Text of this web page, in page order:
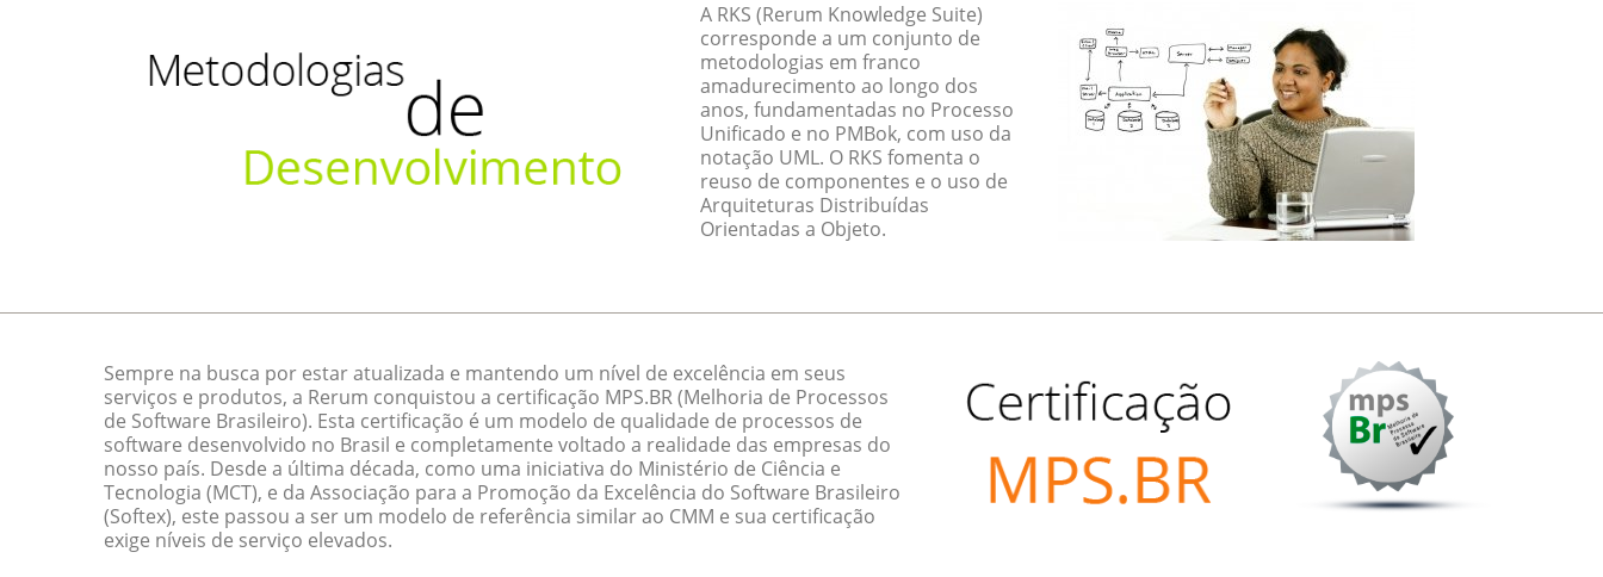
A RKS (Rerum Knowledge Suite)
corresponde a um conjunto de
metodologias em franco
amadurecimento ao longo dos
anos, fundamentadas no Processo
Unificado e no PMBok, com uso da
notação UML. O RKS fomenta o
reuso de componentes e o uso de
Arquiteturas Distribuídas
Orientadas a Objeto.
Sempre na busca por estar atualizada e mantendo um nível de excelência em seus
serviços e produtos, a Rerum conquistou a certificação MPS.BR (Melhoria de Processos
de Software Brasileiro). Esta certificação é um modelo de qualidade de processos de
software desenvolvido no Brasil e completamente voltado a realidade das empresas do
nosso país. Desde a última década, como uma iniciativa do Ministério de Ciência e
Tecnologia (MCT), e da Associação para a Promoção da Excelência do Software Brasileiro
(Softex), este passou a ser um modelo de referência similar ao CMM e sua certificação
exige níveis de serviço elevados.